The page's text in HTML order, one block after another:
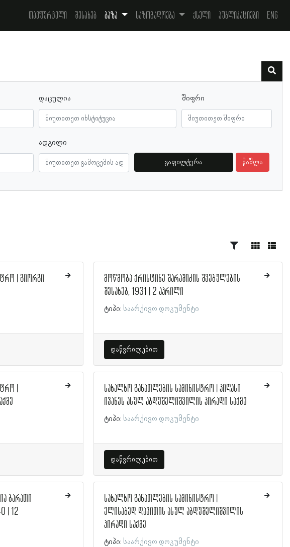
თავფურცელი შესახებ ბაზა საზოგადოება ქსელი პუბლიკაციები Eng
დაცულია შიფრი
ადგილი
გაფილტვრა წაშლა
| გიორგი
|
ბარათი
| 12
მოწმობა ქრისტინე შარაშიძის შვებულების
შესახებ, 1931 | 2 აპრილი
ტიპი: საარქივო დოკუმენტი
დაწვრილებით
სახალხო განათლების სამინისტრო | პიღასი
ივანეს ასულ აბდუშელიშვილის პირადი საქმე
ტიპი: საარქივო დოკუმენტი
დაწვრილებით
სახალხო განათლების სამინისტრო |
ელისაბედ დავითის ასულ აბდუშელიშვილის
პირადი საქმე
ტიპი: საარქივო დოკუმენტი